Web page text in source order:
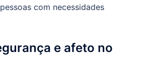
com necessidades
e afeto no